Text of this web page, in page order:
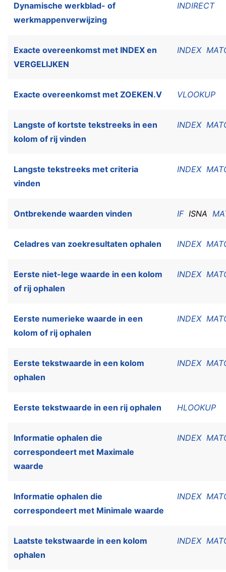
Dynamische werkblad- of
werkmappenverwijzing
INDIRECT
Exacte overeenkomst met INDEX en
VERGELIJKEN
INDEX
Exacte overeenkomst met ZOEKEN.V VLOOKUP
Langste of kortste tekstreeks in een
kolom of rij vinden
INDEX
Langste tekstreeks met criteria
vinden
INDEX
Ontbrekende waarden vinden IF ISNA
Celadres van zoekresultaten ophalen INDEX
Eerste niet-lege waarde in een kolom
of rij ophalen
INDEX
Eerste numerieke waarde in een
kolom of rij ophalen
INDEX
Eerste tekstwaarde in een kolom
ophalen
INDEX
Eerste tekstwaarde in een rij ophalen HLOOKUP
Informatie ophalen die
correspondeert met Maximale
waarde
INDEX
Informatie ophalen die
correspondeert met Minimale waarde
INDEX
Laatste tekstwaarde in een kolom
ophalen
INDEX